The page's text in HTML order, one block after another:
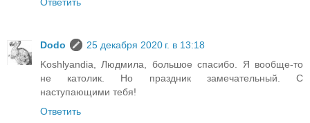
Dodo
25 декабря 2020 г. в 13:18
Koshlyandia, Людмила, большое спасибо. Я вообще-то
не католик. Но праздник замечательный. С
наступающими тебя!
Ответить